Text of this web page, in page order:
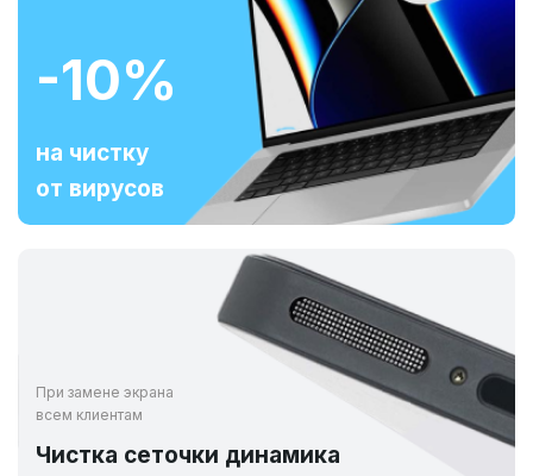
-10%
на чистку
от вирусов
При замене экрана
всем клиентам
Чистка сеточки динамика